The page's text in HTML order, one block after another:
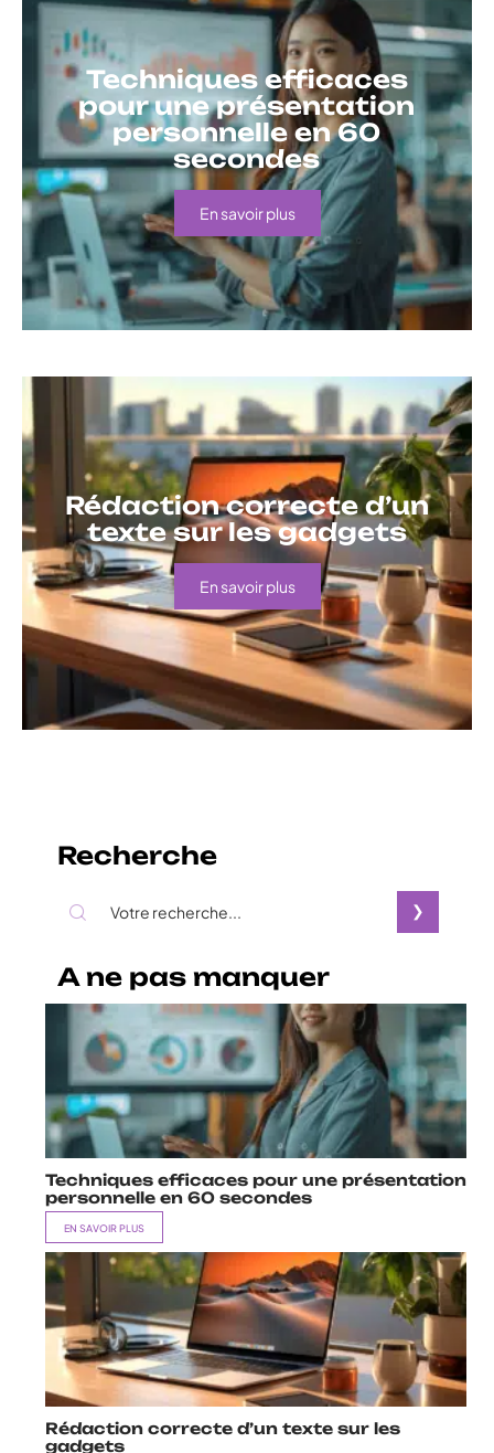
Techniques efficaces
pour une présentation
personnelle en 60
secondes
En savoir plus
Rédaction correcte d’un
texte sur les gadgets
En savoir plus
Recherche
A ne pas manquer
Techniques efficaces pour une présentation
personnelle en 60 secondes
EN SAVOIR PLUS
Rédaction correcte d’un texte sur les
gadgets